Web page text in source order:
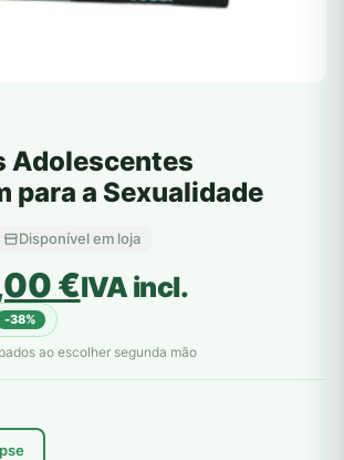
Adolescentes
para a Sexualidade
Disponível em loja
€IVA incl.
-38%
ao escolher segunda mão